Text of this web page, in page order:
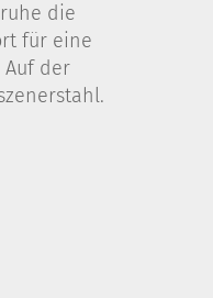
die
für eine
der